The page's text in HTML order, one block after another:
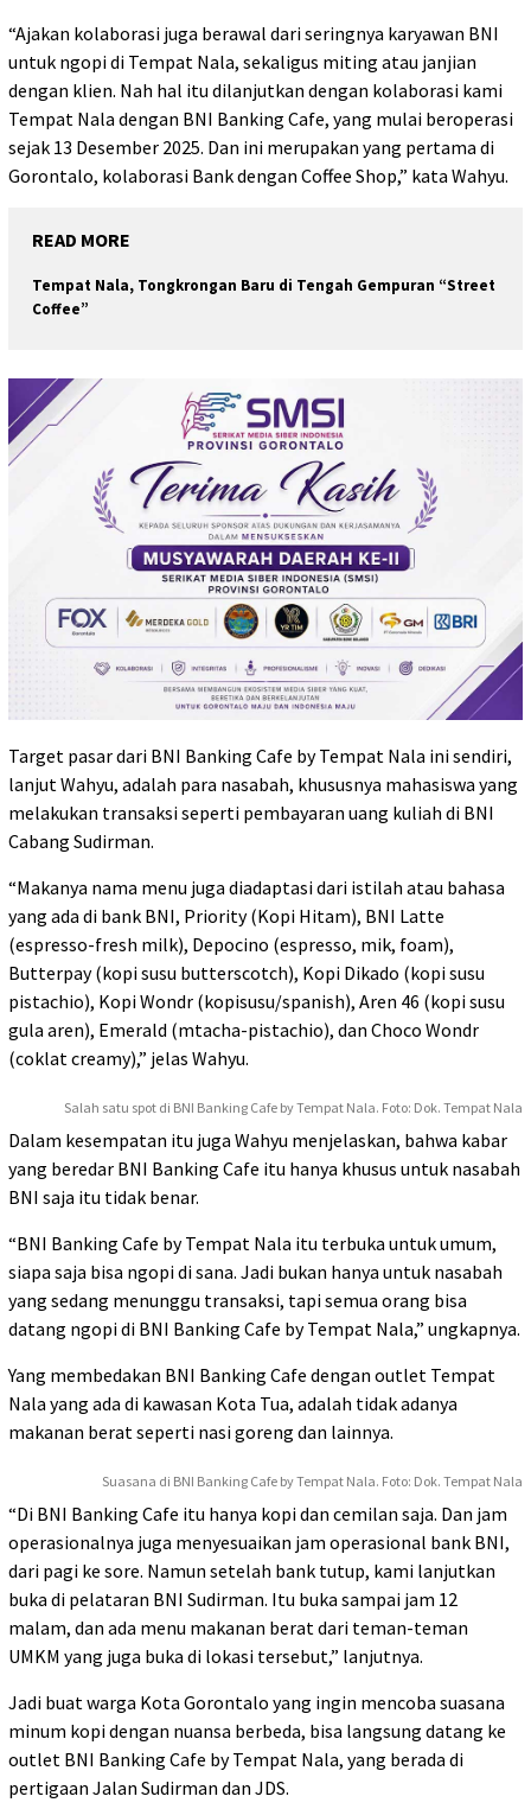
“Ajakan kolaborasi juga berawal dari seringnya karyawan BNI
untuk ngopi di Tempat Nala, sekaligus miting atau janjian
dengan klien. Nah hal itu dilanjutkan dengan kolaborasi kami
Tempat Nala dengan BNI Banking Cafe, yang mulai beroperasi
sejak 13 Desember 2025. Dan ini merupakan yang pertama di
Gorontalo, kolaborasi Bank dengan Coffee Shop,” kata Wahyu.
READ MORE
Tempat Nala, Tongkrongan Baru di Tengah Gempuran “Street
Coffee”
Target pasar dari BNI Banking Cafe by Tempat Nala ini sendiri,
lanjut Wahyu, adalah para nasabah, khususnya mahasiswa yang
melakukan transaksi seperti pembayaran uang kuliah di BNI
Cabang Sudirman.
“Makanya nama menu juga diadaptasi dari istilah atau bahasa
yang ada di bank BNI, Priority (Kopi Hitam), BNI Latte
(espresso-fresh milk), Depocino (espresso, mik, foam),
Butterpay (kopi susu butterscotch), Kopi Dikado (kopi susu
pistachio), Kopi Wondr (kopisusu/spanish), Aren 46 (kopi susu
gula aren), Emerald (mtacha-pistachio), dan Choco Wondr
(coklat creamy),” jelas Wahyu.
Salah satu spot di BNI Banking Cafe by Tempat Nala. Foto: Dok. Tempat Nala
Dalam kesempatan itu juga Wahyu menjelaskan, bahwa kabar
yang beredar BNI Banking Cafe itu hanya khusus untuk nasabah
BNI saja itu tidak benar.
“BNI Banking Cafe by Tempat Nala itu terbuka untuk umum,
siapa saja bisa ngopi di sana. Jadi bukan hanya untuk nasabah
yang sedang menunggu transaksi, tapi semua orang bisa
datang ngopi di BNI Banking Cafe by Tempat Nala,” ungkapnya.
Yang membedakan BNI Banking Cafe dengan outlet Tempat
Nala yang ada di kawasan Kota Tua, adalah tidak adanya
makanan berat seperti nasi goreng dan lainnya.
Suasana di BNI Banking Cafe by Tempat Nala. Foto: Dok. Tempat Nala
“Di BNI Banking Cafe itu hanya kopi dan cemilan saja. Dan jam
operasionalnya juga menyesuaikan jam operasional bank BNI,
dari pagi ke sore. Namun setelah bank tutup, kami lanjutkan
buka di pelataran BNI Sudirman. Itu buka sampai jam 12
malam, dan ada menu makanan berat dari teman-teman
UMKM yang juga buka di lokasi tersebut,” lanjutnya.
Jadi buat warga Kota Gorontalo yang ingin mencoba suasana
minum kopi dengan nuansa berbeda, bisa langsung datang ke
outlet BNI Banking Cafe by Tempat Nala, yang berada di
pertigaan Jalan Sudirman dan JDS.